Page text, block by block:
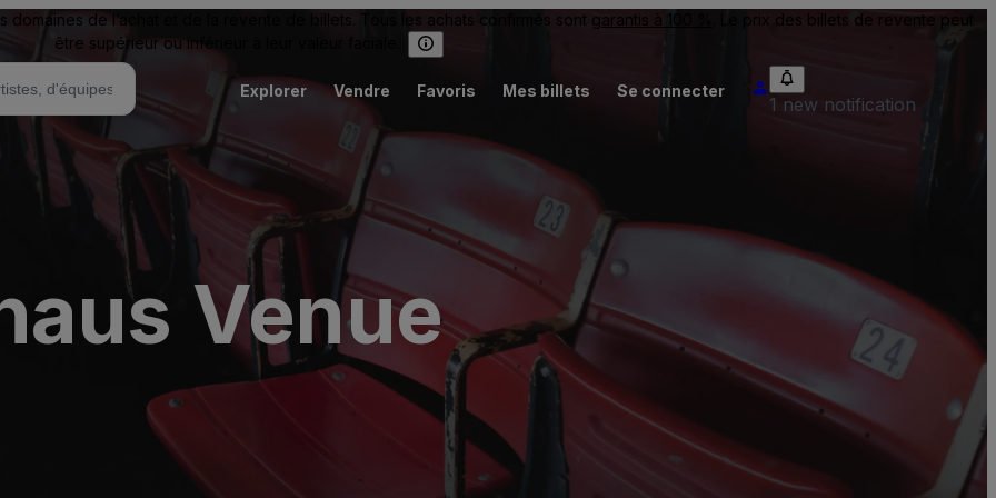
domaines de l’achat et de la revente de billets. Tous les achats confirmés sont garantis à 100 %
. Le prix des billets de revente peut
être supérieur ou inférieur à leur valeur faciale.
Explorer Vendre Favoris Mes billets Se connecter
1 new notification
Venue